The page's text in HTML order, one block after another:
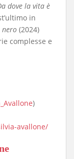
dove la vita è
in
nero (2024)
complesse e
)
avallone/